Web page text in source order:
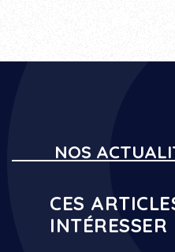
NOS
CES
INTÉRESSER